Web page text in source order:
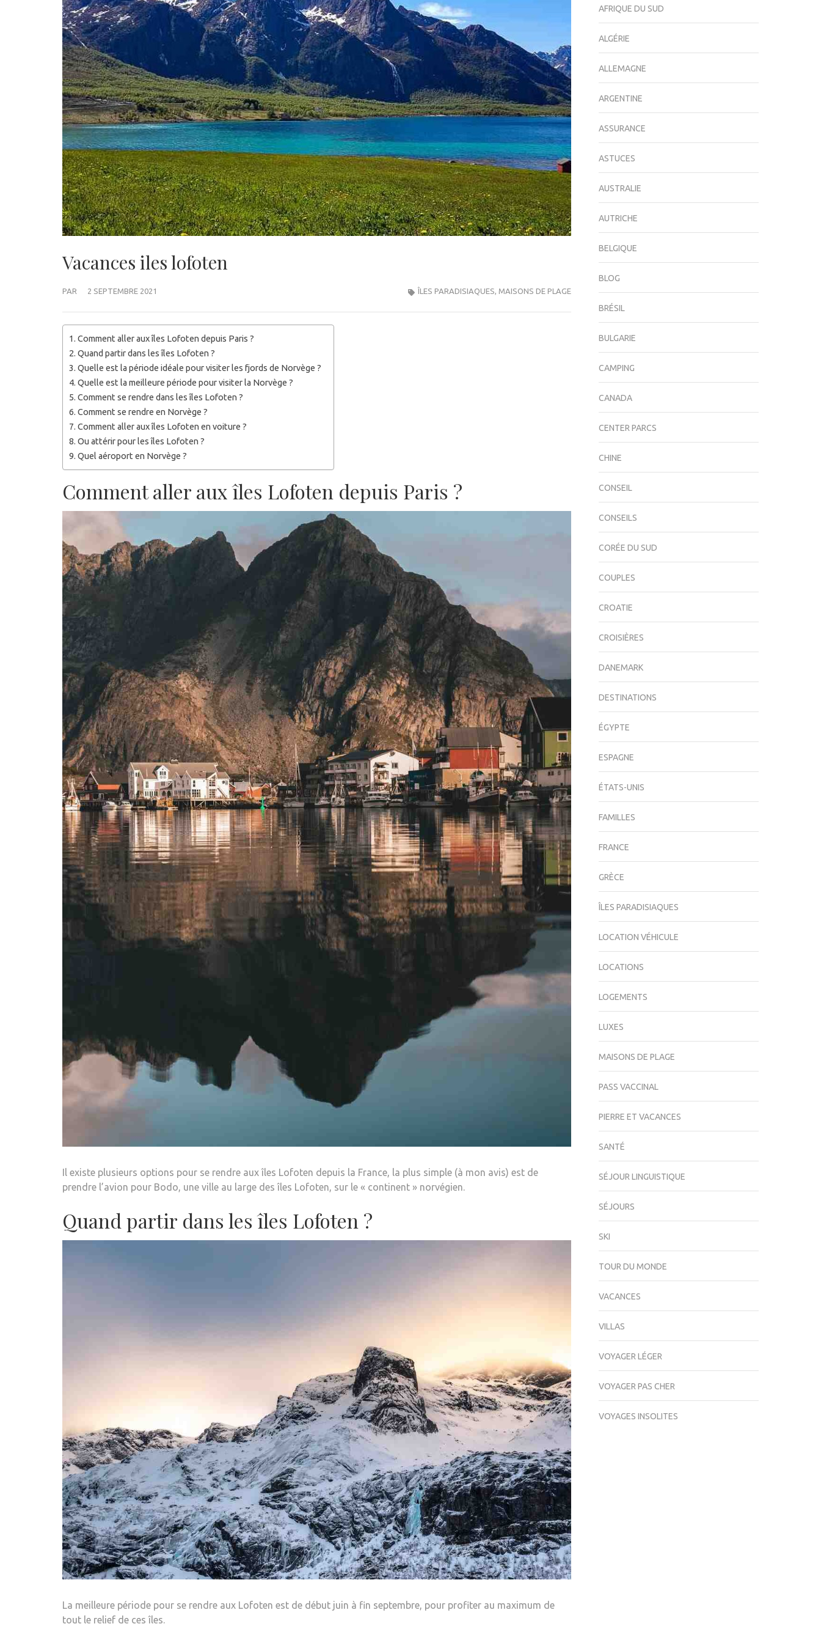
Vacances iles lofoten
PAR 2 SEPTEMBRE 2021 ÎLES PARADISIAQUES MAISONS DE PLAGE
Comment aller aux îles Lofoten depuis Paris ?
Quand partir dans les îles Lofoten ?
Quelle est la période idéale pour visiter les fjords de Norvège ?
Quelle est la meilleure période pour visiter la Norvège ?
Comment se rendre dans les îles Lofoten ?
Comment se rendre en Norvège ?
Comment aller aux îles Lofoten en voiture ?
Ou attérir pour les îles Lofoten ?
Quel aéroport en Norvège ?
Comment aller aux îles Lofoten depuis Paris ?
Il existe plusieurs options pour se rendre aux îles Lofoten depuis la France, la plus simple (à mon avis) est de
prendre l’avion pour Bodo, une ville au large des îles Lofoten, sur le « continent » norvégien.
Quand partir dans les îles Lofoten ?
La meilleure période pour se rendre aux Lofoten est de début juin à fin septembre, pour profiter au maximum de
tout le relief de ces îles.
AFRIQUE DU SUD
ALGÉRIE
ALLEMAGNE
ARGENTINE
ASSURANCE
ASTUCES
AUSTRALIE
AUTRICHE
BELGIQUE
BLOG
BRÉSIL
BULGARIE
CAMPING
CANADA
CENTER PARCS
CHINE
CONSEIL
CONSEILS
CORÉE DU SUD
COUPLES
CROATIE
CROISIÈRES
DANEMARK
DESTINATIONS
ÉGYPTE
ESPAGNE
ÉTATS-UNIS
FAMILLES
FRANCE
GRÈCE
ÎLES PARADISIAQUES
LOCATION VÉHICULE
LOCATIONS
LOGEMENTS
LUXES
MAISONS DE PLAGE
PASS VACCINAL
PIERRE ET VACANCES
SANTÉ
SÉJOUR LINGUISTIQUE
SÉJOURS
SKI
TOUR DU MONDE
VACANCES
VILLAS
VOYAGER LÉGER
VOYAGER PAS CHER
VOYAGES INSOLITES